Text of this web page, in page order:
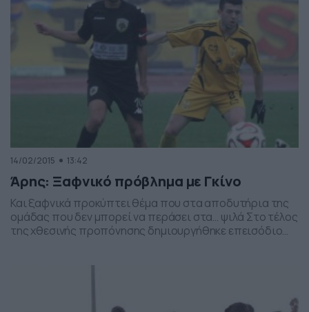
14/02/2015 13:42
Άρης: Ξαφνικό πρόβλημα με Γκίνο
Και ξαφνικά προκύπτει θέμα που στα αποδυτήρια της
ομάδας που δεν μπορεί να περάσει στα… ψιλά Στο τέλος
της χθεσινής προπόνησης δημιουργήθηκε επεισόδιο